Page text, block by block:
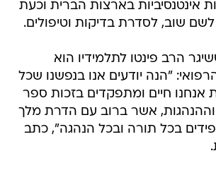
אינטנסיביות בארצות הברית וכעת
שוב, לסדרת בדיקות וטיפולים.
הרב פינטו לתלמידיו הוא
"הנה יודעים אנו בנפשנו שכל
אנחנו חיים ומתפקדים בזכות ספר
וההנהגות, אשר ברוב עם הדרת מלך
בכל תורה ובכל הנהגה", כתב